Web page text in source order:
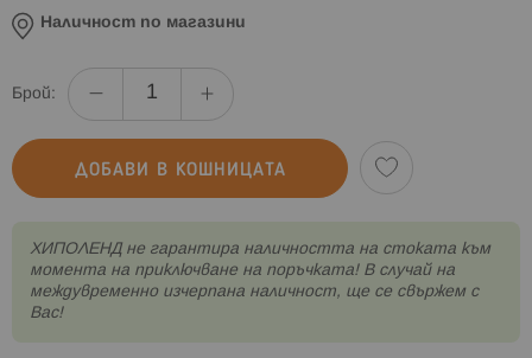
Наличност по магазини
Брой:
ДОБАВИ В КОШНИЦАТА
XИПОЛЕНД не гарантира наличността на стоката към
момента на приключване на поръчката! В случай на
междувременно изчерпана наличност, ще се свържем с
Вас!